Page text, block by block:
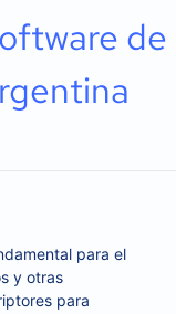
de
para el
y otras
para